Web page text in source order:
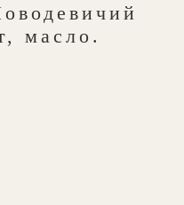
масло.